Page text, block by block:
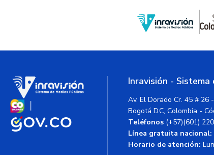
Inravisión -
Av. El Dorado Cr. 45 # 26
Bogotá D.C, Colombia -
Teléfonos (+57)(601)
Línea gratuita nacional:
Horario de atención: